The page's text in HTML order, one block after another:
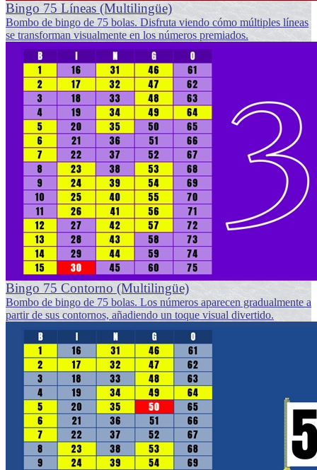
Bingo 75 Líneas (Multilingüe)
Bombo de bingo de 75 bolas. Disfruta viendo cómo múltiples líneas
se transforman visualmente en los números premiados.
Bingo 75 Contorno (Multilingüe)
Bombo de bingo de 75 bolas. Los números aparecen gradualmente a
partir de sus contornos, añadiendo un toque visual divertido.